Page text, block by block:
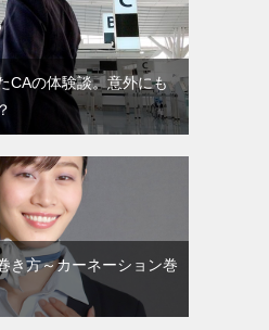
CAの体験談。意外にも
き方～カーネーション巻